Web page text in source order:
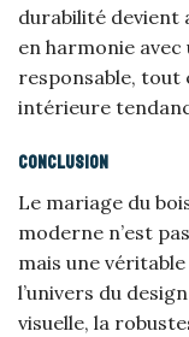
durabilité devient
en harmonie
responsable, tout
intérieure
Conclusion
Le mariage du
moderne n’est
mais une
l’univers du
visuelle, la